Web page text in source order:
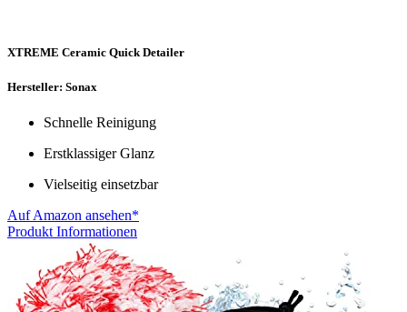
XTREME Ceramic Quick Detailer
Hersteller: Sonax
Schnelle Reinigung
Erstklassiger Glanz
Vielseitig einsetzbar
Auf Amazon ansehen*
Produkt Informationen